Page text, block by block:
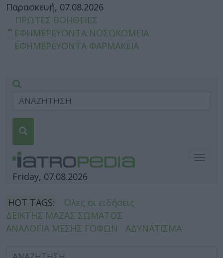
Παρασκευή, 07.08.2026
ΠΡΩΤΕΣ ΒΟΗΘΕΙΕΣ
ΕΦΗΜΕΡΕΥΟΝΤΑ ΝΟΣΟΚΟΜΕΙΑ
ΕΦΗΜΕΡΕΥΟΝΤΑ ΦΑΡΜΑΚΕΙΑ
Friday, 07.08.2026
HOT TAGS:
Όλες οι ειδήσεις
ΔΕΙΚΤΗΣ ΜΑΖΑΣ ΣΩΜΑΤΟΣ
ΑΝΑΛΟΓΙΑ ΜΕΣΗΣ ΓΟΦΩΝ
ΑΔΥΝΑΤΙΣΜΑ